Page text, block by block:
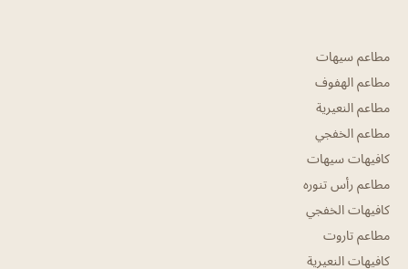
مطاعم سيهات
مطاعم الهفوف
مطاعم النعيرية
مطاعم الخفجي
كافيهات سيهات
مطاعم رأس تنوره
كافيهات الخفجي
مطاعم تاروت
كافيهات النعيرية